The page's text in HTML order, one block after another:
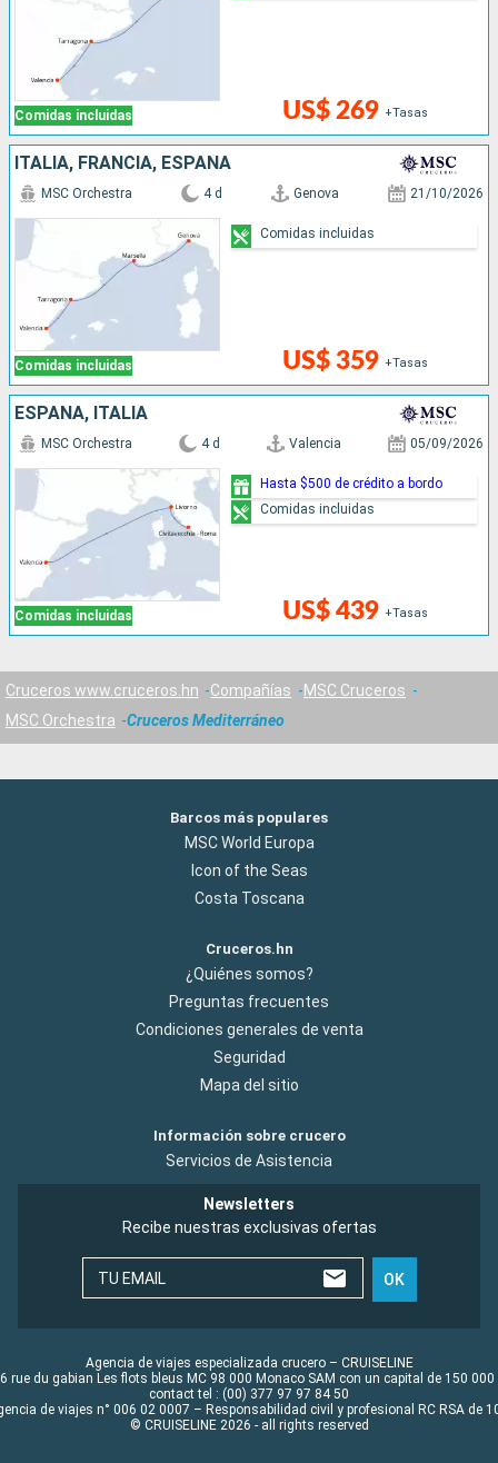
Comidas incluidas US$ 269 +Tasas
ITALIA, FRANCIA, ESPAÑA
Comidas incluidas
MSC Orchestra 4 d Genova 21/10/2026
US$ 359 +Tasas
Comidas incluidas
ESPAÑA, ITALIA
Comidas incluidas
MSC Orchestra 4 d Valencia 05/09/2026
US$ 439 +Tasas
Hasta $500 de crédito a bordo
Comidas incluidas
Cruceros www.cruceros.hn Compañías
MSC Cruceros
MSC Orchestra
Cruceros Mediterráneo
Barcos más populares
MSC World Europa
Icon of the Seas
Costa Toscana
Cruceros.hn
¿Quiénes somos?
Preguntas frecuentes
Condiciones generales de venta
Seguridad
Mapa del sitio
Información sobre crucero
Servicios de Asistencia
Newsletters
Recibe nuestras exclusivas ofertas
TU EMAIL OK
Agencia de viajes especializada crucero – CRUISELINE
rue du gabian Les flots bleus MC 98 000 Monaco SAM con un capital de 150 000
contact tel : (00) 377 97 97 84 50
de viajes n° 006 02 0007 – Responsabilidad civil y profesional RC RSA de
© CRUISELINE 2026 - all rights reserved